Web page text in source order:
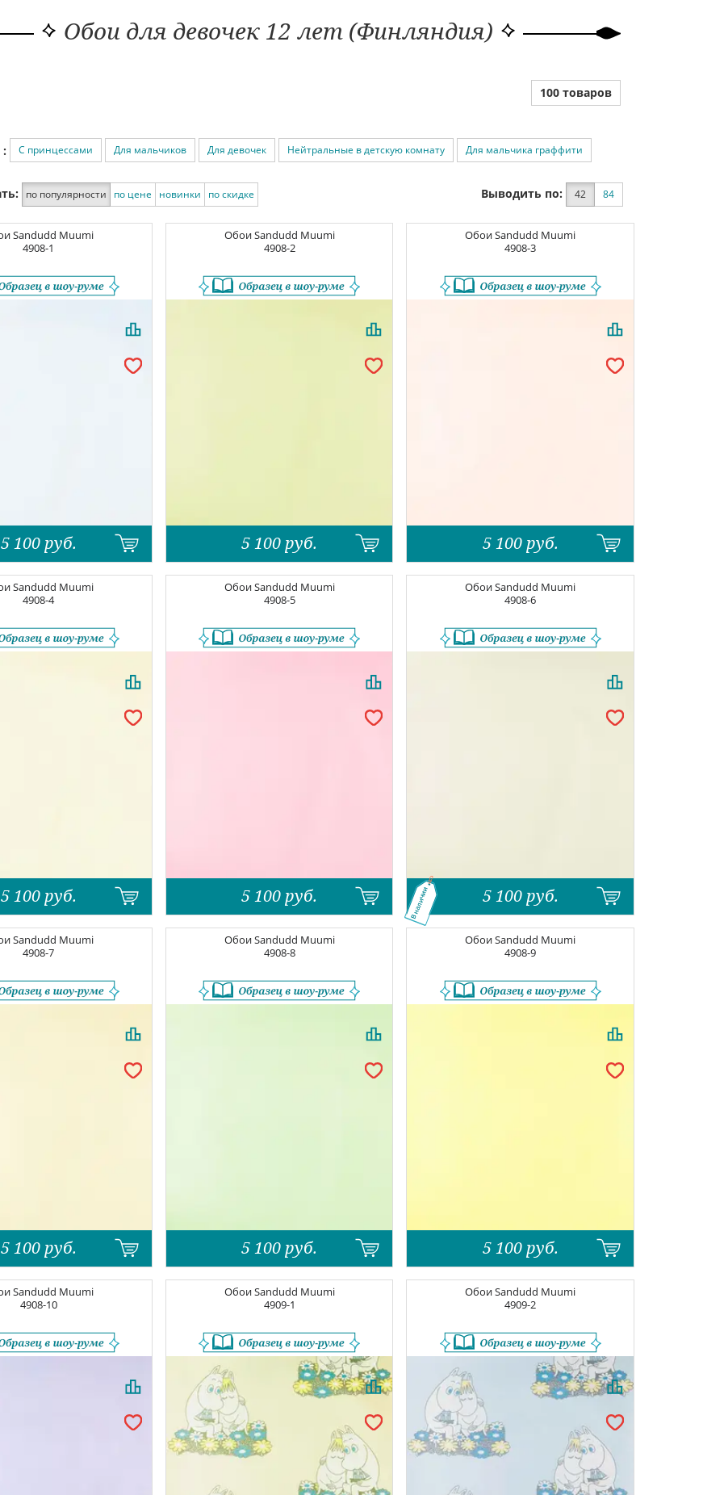
Обои для девочек 12 лет (Финляндия)
100 товаров
С принцессами Для мальчиков Для девочек Нейтральные в детскую комнату Для мальчика граффити
по популярности по цене новинки по скидке Выводить по: 42 84
Sandudd Muumi
4908-1
5 100 руб.
ОбоиSandudd Muumi
4908-2
5 100 руб.
ОбоиSandudd Muumi
4908-3
5 100 руб.
Sandudd Muumi
4908-4
5 100 руб.
ОбоиSandudd Muumi
4908-5
5 100 руб.
ОбоиSandudd Muumi
4908-6
5 100 руб.
В наличии
Sandudd Muumi
4908-7
5 100 руб.
ОбоиSandudd Muumi
4908-8
5 100 руб.
ОбоиSandudd Muumi
4908-9
5 100 руб.
Sandudd Muumi
4908-10
ОбоиSandudd Muumi
4909-1
ОбоиSandudd Muumi
4909-2